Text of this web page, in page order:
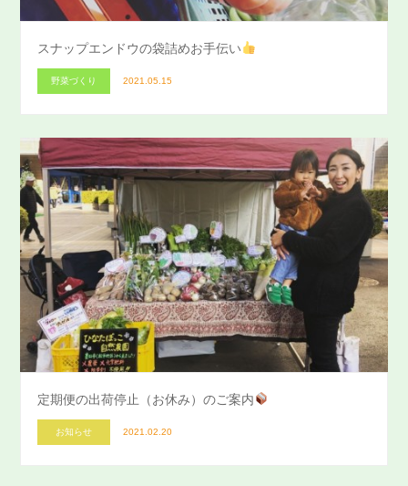
スナップエンドウの袋詰めお手伝い
野菜づくり 2021.05.15
定期便の出荷停止（お休み）のご案内
お知らせ 2021.02.20